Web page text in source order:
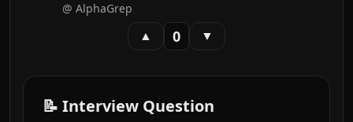
@ AlphaGrep
▲ 0 ▼
📝 Interview Question